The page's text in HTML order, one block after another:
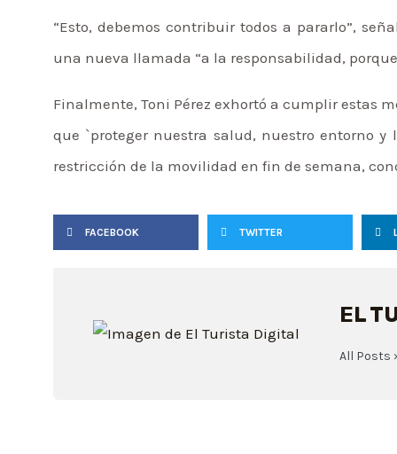
“Esto, debemos contribuir todos a pararlo”,
una nueva llamada “a la responsabilidad,
Finalmente, Toni Pérez exhortó a cumplir estas
que `proteger nuestra salud, nuestro entorno y
restricción de la movilidad en fin de semana,
FACEBOOK TWITTER
EL
All Posts